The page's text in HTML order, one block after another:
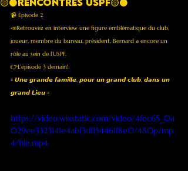
🟡⚫️Rencontres USPF🟡⚫️
📹 Épisode 2
📣Retrouvez en interview une figure emblématique du club,
joueur, membre du bureau, président, Bernard a encore un
rôle au sein de l’USPF.
👉L’épisode 3 demain!
« 𝙐𝙣𝙚 𝙜𝙧𝙖𝙣𝙙𝙚 𝙛𝙖𝙢𝙞𝙡𝙡𝙚, 𝙥𝙤𝙪𝙧 𝙪𝙣 𝙜𝙧𝙖𝙣𝙙 𝙘𝙡𝙪𝙗, 𝙙𝙖𝙣𝙨 𝙪𝙣
𝙜𝙧𝙖𝙣𝙙 𝙇𝙞𝙚𝙪 »
https://video.wixstatic.com/video/4fec65_0a
029ee3323141e4abf3df154461f8e0/480p/mp
4/file.mp4